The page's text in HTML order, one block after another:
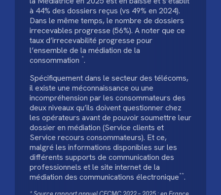
à 44% des dossiers reçus (vs 49% en 2024).
Dans le même temps, le nombre de dossiers
irrecevables progresse (56%). A noter que ce
taux d’irrecevabilité progresse pour
l’ensemble de la médiation de la
consommation *.
Spécifiquement dans le secteur des télécoms,
il existe une méconnaissance ou une
incompréhension par les consommateurs des
deux niveaux qu’ils doivent questionner chez
les opérateurs avant de pouvoir soumettre leur
dossier en médiation (Service clients et
Service recours consommateurs). Et ce,
malgré les informations disponibles sur les
différents supports de communication des
professionnels et le site internet de la
médiation des communications électronique**.